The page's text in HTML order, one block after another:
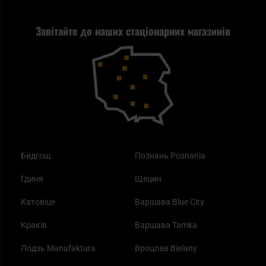
Завітайте до наших стаціонарних магазинів
Бидгощ
Гдиня
Катовіце
Краків
Лодзь Manufaktura
Познань Posnania
Щецин
Варшава Blue City
Варшава Tamka
Вроцлав Bielany
Повернення товару
Blackout - що це таке?
Як працює маска від смогу?
Найкращі спальні мішки на осінь
Самозахист